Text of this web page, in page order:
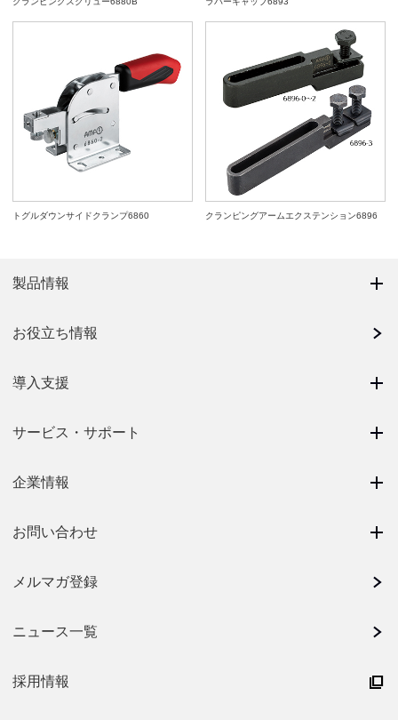
トグルダウンサイドクランプ6860 クランピングアームエクステンション6896
製品情報
お役立ち情報
導入支援
サービス・サポート
企業情報
お問い合わせ
メルマガ登録
ニュース一覧
採用情報